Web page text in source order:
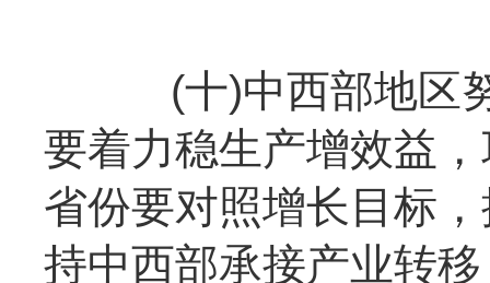
(十)中西部地区努
要着力稳生产增效益
省份要对照增长目标
持中西部承接产业转